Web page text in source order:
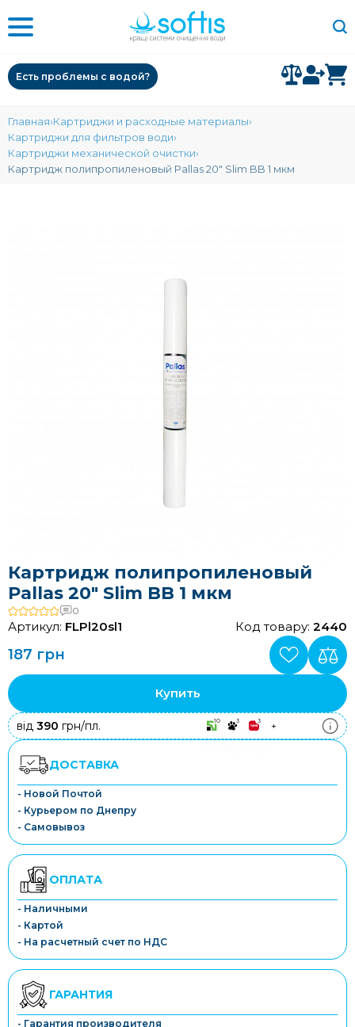
Есть проблемы с водой?
Главная Картриджи и расходные материалы
Картриджи для фильтров води
Картриджи механической очистки
Картридж полипропиленовый Pallas 20" Slim BB 1 мкм
Картридж полипропиленовый
Pallas 20" Slim BB 1 мкм
0
Артикул: FLPl20sl1 Код товару: 2440
187 грн
Купить
від 390 грн/пл. 10 3 3 +
ДОСТАВКА
- Новой Почтой
- Курьером по Днепру
- Самовывоз
ОПЛАТА
- Наличными
- Картой
- На расчетный счет по НДС
ГАРАНТИЯ
- Гарантия производителя